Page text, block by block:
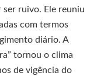
ruivo. Ele reuniu
com termos
diário. A
tornou o clima
de vigência do